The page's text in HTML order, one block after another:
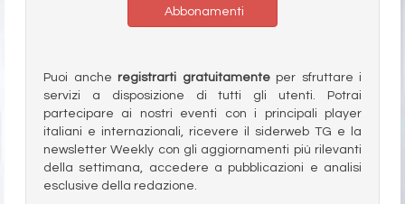
Abbonamenti
Puoi anche registrarti gratuitamenteper sfruttare i
servizi a disposizione di tutti gli utenti. Potrai
partecipare ai nostri eventi con i principali player
italiani e internazionali, ricevere il siderweb TG e la
newsletter Weekly con gli aggiornamenti più rilevanti
della settimana, accedere a pubblicazioni e analisi
esclusive della redazione.